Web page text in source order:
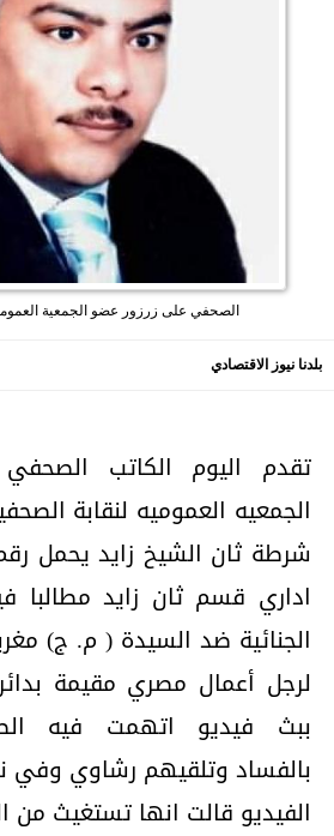
الصحفي على زرزور عضو الجمعية
بلدنا نيوز الاقتصادي
تقدم اليوم الكاتب
الجمعيه العموميه لنقابة
اداري قسم ثان زايد مطالبا
الجنائية ضد السيدة ( م. ج)
لرجل أعمال مصري مقيمة
ببث فيديو اتهمت فيه
بالفساد وتلقيهم رشاوي وفي
الفيديو قالت انها تستغيث من